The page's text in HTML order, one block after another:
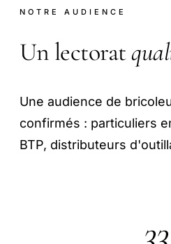
NOTRE AUDIENCE
Un lectorat
Une audience de
confirmés : particuliers
BTP, distributeurs
33